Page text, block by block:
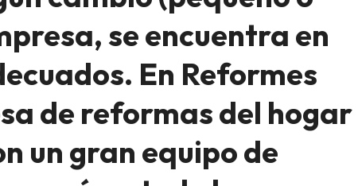
se encuentra en
En Reformes
de reformas del hogar
un gran equipo de